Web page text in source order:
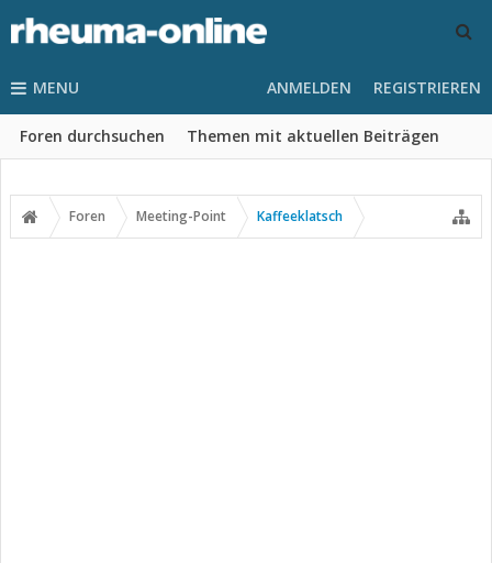
MENU
Foren durchsuchen Themen mit aktuellen Beiträgen
ANMELDEN REGISTRIEREN
Foren Meeting-Point Kaffeeklatsch